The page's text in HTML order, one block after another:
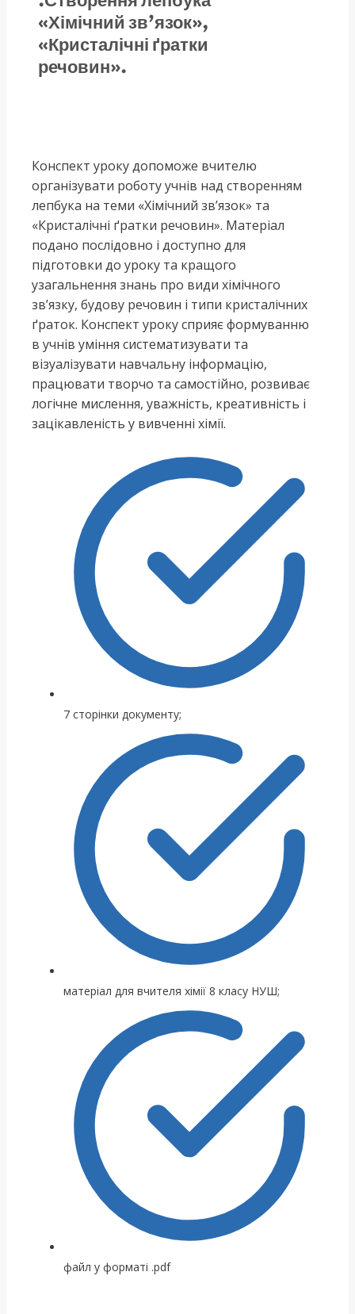
«Хімічний зв’язок»,
«Кристалічні ґратки
речовин».
Конспект уроку допоможе вчителю
організувати роботу учнів над створенням
лепбука на теми «Хімічний зв’язок» та
«Кристалічні ґратки речовин». Матеріал
подано послідовно і доступно для
підготовки до уроку та кращого
узагальнення знань про види хімічного
зв’язку, будову речовин і типи кристалічних
ґраток. Конспект уроку сприяє формуванню
в учнів уміння систематизувати та
візуалізувати навчальну інформацію,
працювати творчо та самостійно, розвиває
логічне мислення, уважність, креативність і
зацікавленість у вивченні хімії.
7 сторінки документу;
матеріал для вчителя хімії 8 класу НУШ;
файл у форматі .pdf